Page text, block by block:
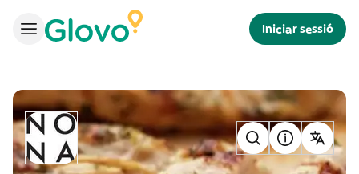
Iniciar sessió